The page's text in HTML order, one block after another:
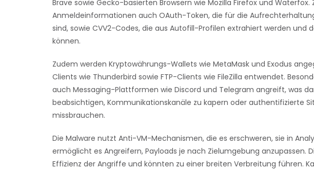
Brave sowie Gecko-basierten Browsern wie Mozilla Firefox und
Anmeldeinformationen auch OAuth-Token, die für die
sind, sowie CVV2-Codes, die aus Autofill-Profilen extrahiert werden und
können.
Zudem werden Kryptowährungs-Wallets wie MetaMask und Exodus
Clients wie Thunderbird sowie FTP-Clients wie FileZilla entwendet.
auch Messaging-Plattformen wie Discord und Telegram angreift, was
beabsichtigen, Kommunikationskanäle zu kapern oder authentifizierte
missbrauchen.
Die Malware nutzt Anti-VM-Mechanismen, die es erschweren, sie in
ermöglicht es Angreifern, Payloads je nach Zielumgebung anzupassen.
Effizienz der Angriffe und könnten zu einer breiten Verbreitung führen.